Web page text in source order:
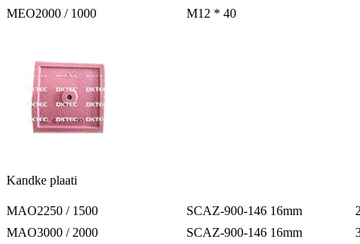
MEO2000 / 1000
M12 * 40
Kandke plaati
MAO2250 / 1500 SCAZ-900-146 16mm
MAO3000 / 2000
SCAZ-900-146 16mm